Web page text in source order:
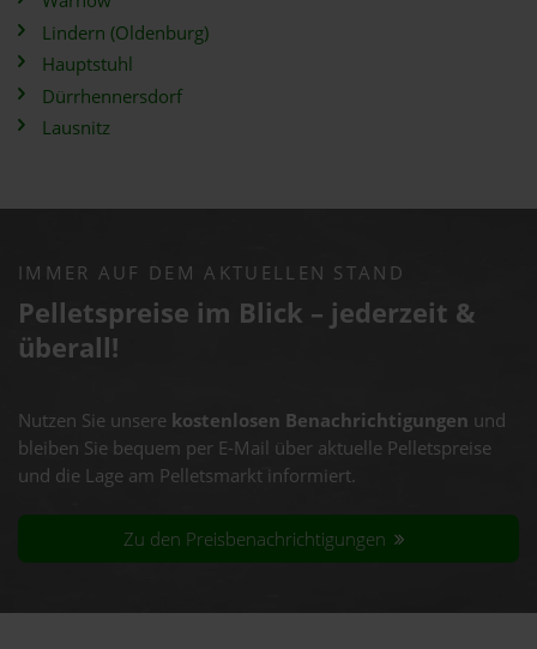
Lindern (Oldenburg)
Hauptstuhl
Dürrhennersdorf
Lausnitz
IMMER AUF DEM AKTUELLEN STAND
Pelletspreise im Blick – jederzeit &
überall!
Nutzen Sie unsere kostenlosen Benachrichtigungen und
bleiben Sie bequem per E-Mail über aktuelle Pelletspreise
und die Lage am Pelletsmarkt informiert.
Zu den Preisbenachrichtigungen